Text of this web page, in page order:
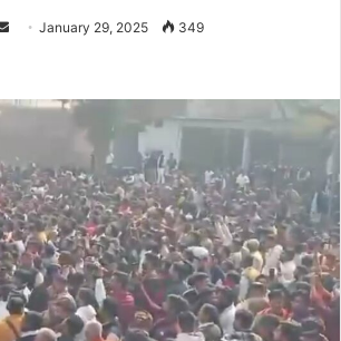
Send January 29, 2025 349